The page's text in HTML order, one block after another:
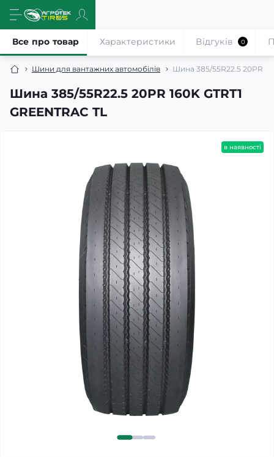
Шини для вантажних автомобілів Шина 385/55R22.5 20PR
Шина 385/55R22.5 20PR 160K GTRT1
GREENTRAC TL
Все про товар Характеристики Відгуків 0
в наявності